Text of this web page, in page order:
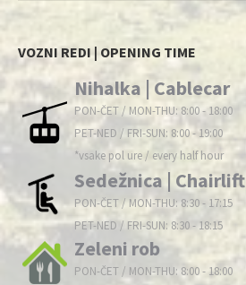
VOZNI REDI | OPENING TIME
Nihalka | Cablecar
PON-ČET / MON-THU: 8:00 - 18:00
PET-NED / FRI-SUN: 8:00 - 19:00
*vsake pol ure / every half hour
Sedežnica | Chairlift
PON-ČET / MON-THU: 8:30 - 17:15
PET-NED / FRI-SUN: 8:30 - 18:15
Zeleni rob
PON-ČET / MON-THU: 8:00 - 18:00